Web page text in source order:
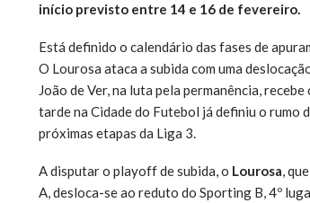
início previsto entre 14 e 16 de fevereiro.
Está definido o calendário das fases de
O Lourosa ataca a subida com uma
João de Ver, na luta pela permanência,
tarde na Cidade do Futebol já definiu o rumo
próximas etapas da Liga 3.
A disputar o playoff de subida, o Lourosa,
A, desloca-se ao reduto do Sporting B, 4º